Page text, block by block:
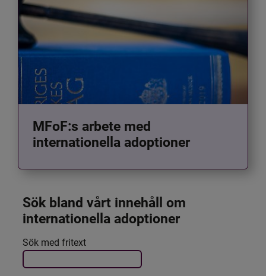
MFoF:s arbete med
internationella adoptioner
Sök bland vårt innehåll om
internationella adoptioner
Filtrera resultatet
Det här formuläret postas automatiskt
Sök med fritext